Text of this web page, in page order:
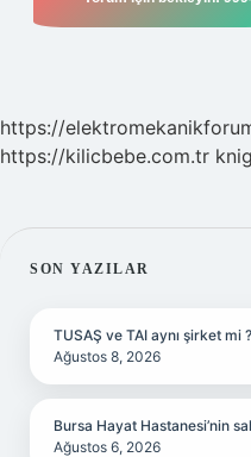
https://
https://kilicbebe.com.tr
SIDEBAR
SON YAZILAR
TUSAŞ ve TAI aynı şirket mi ?
Ağustos 8, 2026
Bursa Hayat Hastanesi’nin
Ağustos 6, 2026